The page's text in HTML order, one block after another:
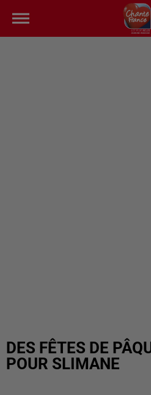
DES FÊTES DE
POUR SLIMANE